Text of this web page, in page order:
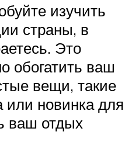
изучить
страны, в
Это
обогатить ваш
вещи, такие
или новинка для
ваш отдых